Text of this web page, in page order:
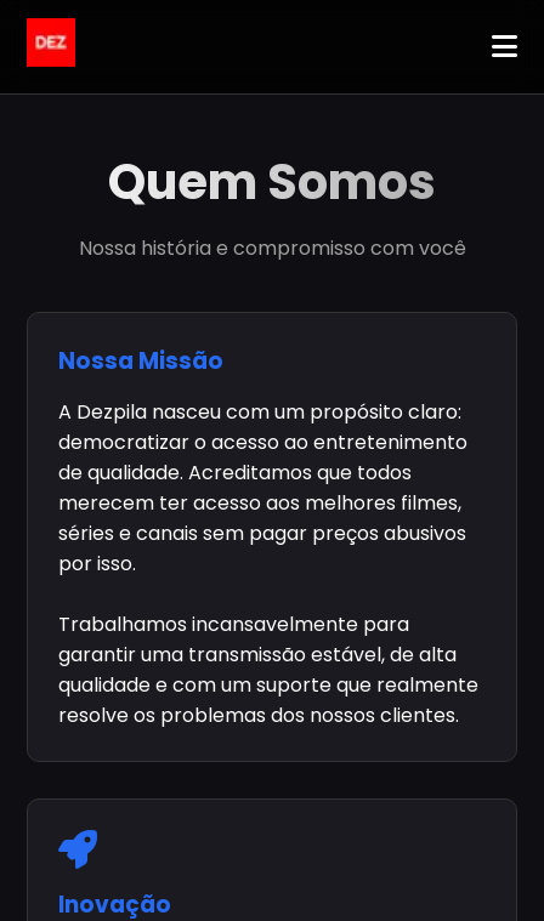
Quem Somos
Nossa história e compromisso com você
Nossa Missão
A Dezpila nasceu com um propósito claro:
democratizar o acesso ao entretenimento
de qualidade. Acreditamos que todos
merecem ter acesso aos melhores filmes,
séries e canais sem pagar preços abusivos
por isso.
Trabalhamos incansavelmente para
garantir uma transmissão estável, de alta
qualidade e com um suporte que realmente
resolve os problemas dos nossos clientes.
Inovação